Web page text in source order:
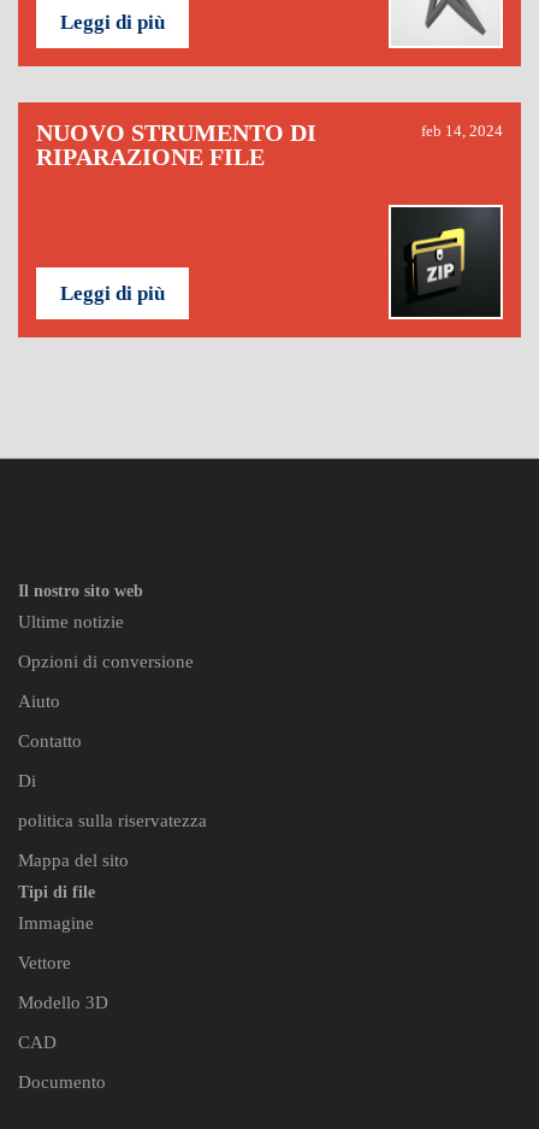
Leggi di più
NUOVO STRUMENTO DI
RIPARAZIONE FILE
feb 14, 2024
Leggi di più
Il nostro sito web
Ultime notizie
Opzioni di conversione
Aiuto
Contatto
Di
politica sulla riservatezza
Mappa del sito
Tipi di file
Immagine
Vettore
Modello 3D
CAD
Documento